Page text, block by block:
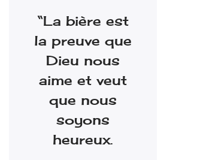
“La bière est
la preuve que
Dieu nous
aime et veut
que nous
soyons
heureux.